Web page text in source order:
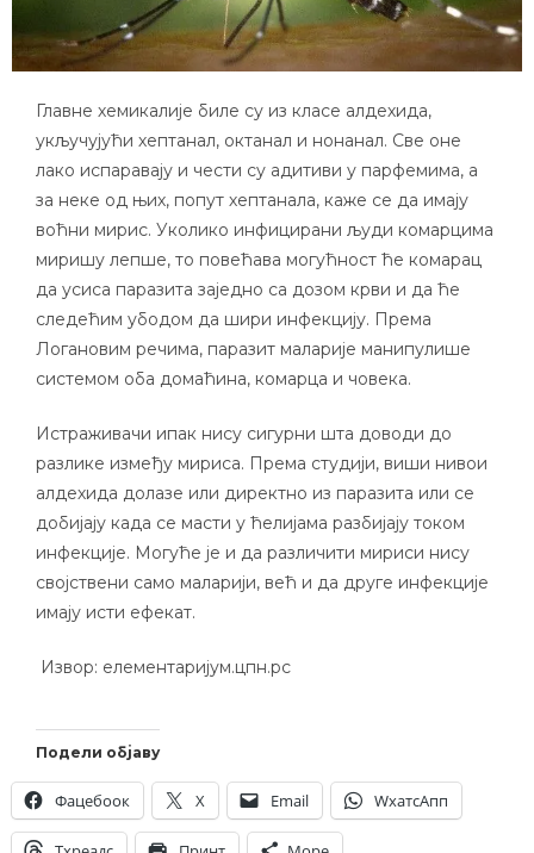
Главне хемикалије биле су из класе алдехида,
укључујући хептанал, октанал и нонанал. Све оне
лако испаравају и чести су адитиви у парфемима, а
за неке од њих, попут хептанала, каже се да имају
воћни мирис. Уколико инфицирани људи комарцима
миришу лепше, то повећава могућност ће комарац
да усиса паразита заједно са дозом крви и да ће
следећим убодом да шири инфекцију. Према
Логановим речима, паразит маларије манипулише
системом оба домаћина, комарца и човека.
Истраживачи ипак нису сигурни шта доводи до
разлике између мириса. Према студији, виши нивои
алдехида долазе или директно из паразита или се
добијају када се масти у ћелијама разбијају током
инфекције. Могуће је и да различити мириси нису
својствени само маларији, већ и да друге инфекције
имају исти ефекат.
Извор: елементаријум.цпн.рс
Подели објаву
Фацебоок X Email WхатсАпп